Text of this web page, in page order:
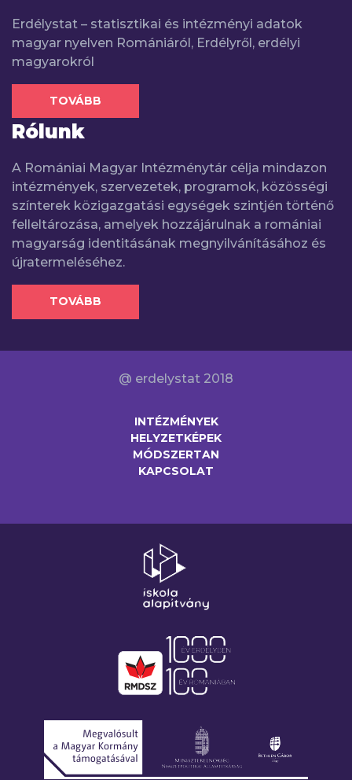
Erdélystat – statisztikai és intézményi adatok
magyar nyelven Romániáról, Erdélyről, erdélyi
magyarokról
TOVÁBB
Rólunk
A Romániai Magyar Intézménytár célja mindazon
intézmények, szervezetek, programok, közösségi
színterek közigazgatási egységek szintjén történő
felleltározása, amelyek hozzájárulnak a romániai
magyarság identitásának megnyilvánításához és
újratermeléséhez.
TOVÁBB
@ erdelystat 2018
INTÉZMÉNYEK
HELYZETKÉPEK
MÓDSZERTAN
KAPCSOLAT